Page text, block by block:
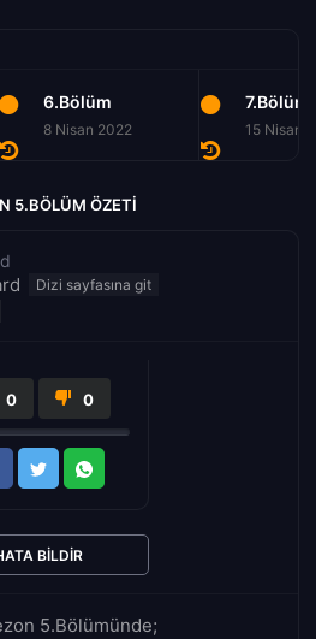
6.Bölüm
8 Nisan 2022
7.Bölüm
15 Nisan
5.BÖLÜM ÖZETI
5.Bölümünde;
0 0
BILDIR